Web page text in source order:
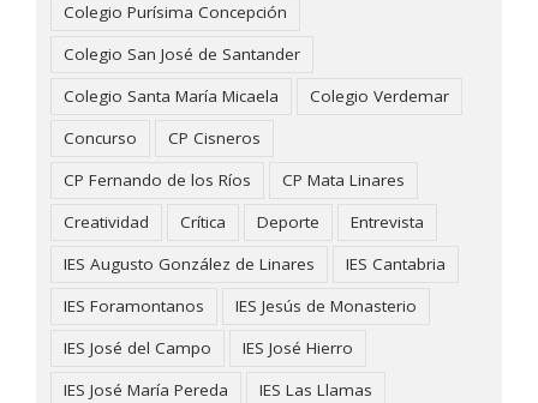
Colegio Purísima Concepción
Colegio San José de Santander
Colegio Santa María Micaela
Colegio Verdemar
Concurso
CP Cisneros
CP Fernando de los Ríos
CP Mata Linares
Creatividad
Crítica Deporte
Entrevista
IES Augusto González de Linares
IES Cantabria
IES Foramontanos
IES Jesús de Monasterio
IES José del Campo
IES José Hierro
IES José María Pereda
IES Las Llamas